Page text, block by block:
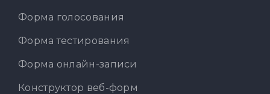
Форма голосования
Форма тестирования
Форма онлайн-записи
Конструктор веб-форм